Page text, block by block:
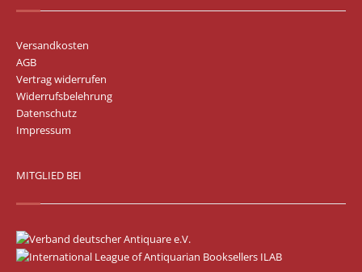
Versandkosten
AGB
Vertrag widerrufen
Widerrufsbelehrung
Datenschutz
Impressum
MITGLIED BEI